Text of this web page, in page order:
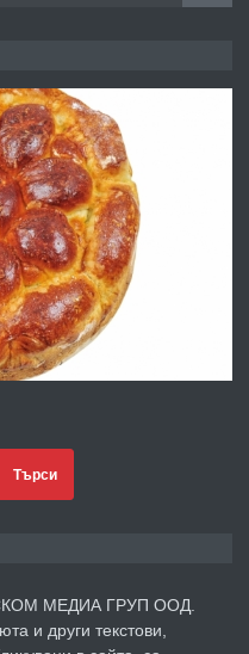
В ЦЕНТЪРА НА ГР.
под наем
Офис под наем в кв.
преди 3 дни
Търси
МЕДИА ГРУП ООД.
и други текстови,